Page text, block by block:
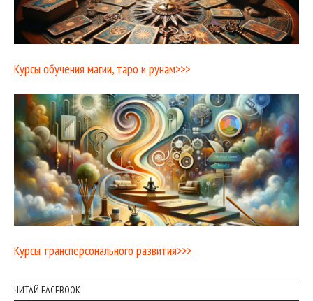
Курсы обучения магии, таро и рунам>>>
Курсы трансперсонального развития>>>
ЧИТАЙ FACEBOOK